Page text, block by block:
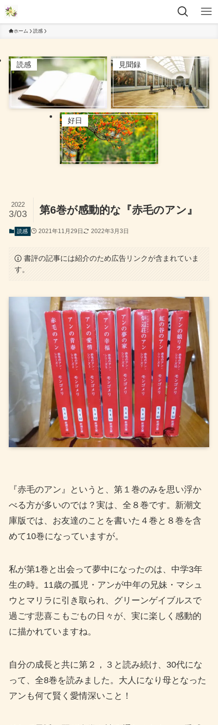
ホーム 読感
読感 見聞録
好日
第6巻が感動的な『赤毛のアン』
2022
3/03
読感 2021年11月29日 2022年3月3日
書評の記事には紹介のため広告リンクが含まれていま
す。
『赤毛のアン』というと、第１巻のみを思い浮か
べる方が多いのでは？実は、全８巻です。新潮文
庫版では、お友達のことを書いた４巻と８巻を含
めて10巻になっていますが。
私が第1巻と出会って夢中になったのは、中学3年
生の時。11歳の孤児・アンが中年の兄妹・マシュ
ウとマリラに引き取られ、グリーンゲイブルスで
過ごす悲喜こもごもの日々が、実に楽しく感動的
に描かれていますね。
自分の成長と共に第２，３と読み続け、30代にな
って、全8巻を読みました。大人になり母となった
アンも何て賢く愛情深いこと！